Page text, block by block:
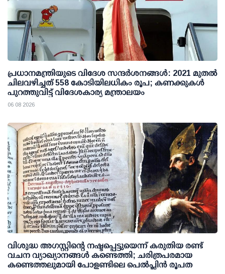
പ്രധാനമന്ത്രിയുടെ വിദേശ സന്ദർശനങ്ങൾ: 2021 മുതൽ
ചിലവഴിച്ചത് 558 കോടിയിലധികം രൂപ; കണക്കുകൾ
പുറത്തുവിട്ട് വിദേശകാര്യ മന്ത്രാലയം
06 08 2026
വിശുദ്ധ അഗസ്റ്റിന്റെ നഷ്ടപ്പെട്ടുയെന്ന് കരുതിയ രണ്ട്
വചന വ്യാഖ്യാനങ്ങൾ കണ്ടെത്തി; ചരിത്രപരമായ
കണ്ടെത്തലുമായി പോളണ്ടിലെ പെൽപ്ലിൻ രൂപത